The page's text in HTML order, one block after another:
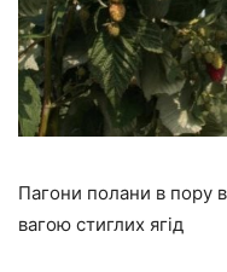
Пагони полани в пору
вагою стиглих ягід